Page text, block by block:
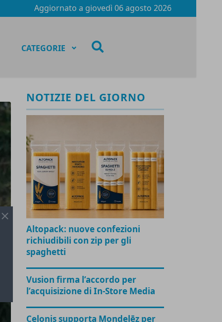
Aggiornato a giovedì 06 agosto 2026
CATEGORIE
NOTIZIE DEL GIORNO
Altopack: nuove confezioni
richiudibili con zip per gli
spaghetti
Vusion firma l’accordo per
l’acquisizione di In-Store Media
Celonis supporta Mondelēz per